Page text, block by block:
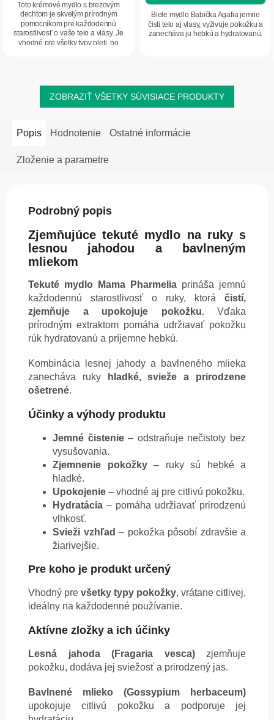
hviezdičiek.
Toto krémové mydlo s brezovým
dechtom je skvelým prírodným
pomocníkom pre každodennú
starostlivosť o vaše telo a vlasy. Je
vhodné pre všetky typy pleti, no
Biele mydlo Babička Agafia jemne
čistí telo aj vlasy, vyživuje pokožku a
zanecháva ju hebkú a hydratovanú.
ZOBRAZIŤ VŠETKY SÚVISIACE PRODUKTY
Popis Hodnotenie Ostatné informácie
Zloženie a parametre
Podrobný popis
Zjemňujúce tekuté mydlo na ruky s
lesnou jahodou a bavlneným
mliekom
Tekuté mydlo Mama Pharmelia prináša jemnú
každodennú starostlivosť o ruky, ktorá čistí,
zjemňuje a upokojuje pokožku. Vďaka
prírodným extraktom pomáha udržiavať pokožku
rúk hydratovanú a príjemne hebkú.
Kombinácia lesnej jahody a bavlneného mlieka
zanecháva ruky
hladké, svieže a prirodzene
ošetrené.
Účinky a výhody produktu
Jemné čistenie– odstraňuje nečistoty bez
vysušovania.
Zjemnenie pokožky– ruky sú hebké a
hladké.
Upokojenie – vhodné aj pre citlivú pokožku.
Hydratácia – pomáha udržiavať prirodzenú
vlhkosť.
Svieži vzhľad – pokožka pôsobí zdravšie a
žiarivejšie.
Pre koho je produkt určený
Vhodný pre všetky typy pokožky, vrátane citlivej,
ideálny na každodenné používanie.
Aktívne zložky a ich účinky
Lesná jahoda (Fragaria vesca)zjemňuje
pokožku, dodáva jej sviežosť a prirodzený jas.
Bavlnené mlieko (Gossypium herbaceum)
upokojuje citlivú pokožku a podporuje jej